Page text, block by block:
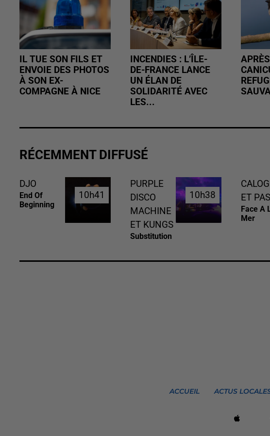
IL TUE SON FILS ET
ENVOIE DES PHOTOS
À SON EX-
COMPAGNE À NICE
INCENDIES : L’ÎLE-
DE-FRANCE LANCE
UN ÉLAN DE
SOLIDARITÉ AVEC
LES...
RÉCEMMENT DIFFUSÉ
DJO
End Of
Beginning
10h41
10h41
PURPLE
DISCO
MACHINE
ET KUNGS
Substitution
10h38
10h38
ET
Face A
Mer
ACCUEIL ACTUS